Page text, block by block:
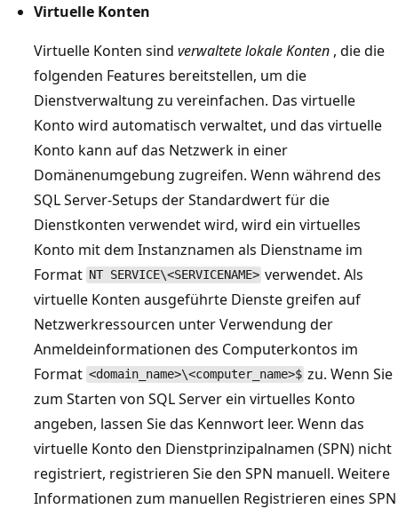
Virtuelle Konten
Virtuelle Konten sind verwaltete lokale Konten , die die
folgenden Features bereitstellen, um die
Dienstverwaltung zu vereinfachen. Das virtuelle
Konto wird automatisch verwaltet, und das virtuelle
Konto kann auf das Netzwerk in einer
Domänenumgebung zugreifen. Wenn während des
SQL Server-Setups der Standardwert für die
Dienstkonten verwendet wird, wird ein virtuelles
Konto mit dem Instanznamen als Dienstname im
Format NT SERVICE\<SERVICENAME> verwendet. Als
virtuelle Konten ausgeführte Dienste greifen auf
Netzwerkressourcen unter Verwendung der
Anmeldeinformationen des Computerkontos im
Format <domain_name>\<computer_name>$ zu. Wenn Sie
zum Starten von SQL Server ein virtuelles Konto
angeben, lassen Sie das Kennwort leer. Wenn das
virtuelle Konto den Dienstprinzipalnamen (SPN) nicht
registriert, registrieren Sie den SPN manuell. Weitere
Informationen zum manuellen Registrieren eines SPN